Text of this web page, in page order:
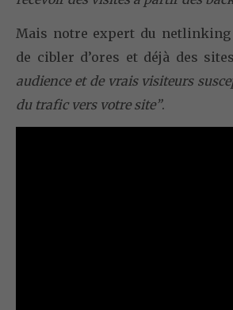
Mais notre expert du
de cibler d’ores et déjà des
audience et de vrais visiteurs
du trafic vers votre site”.